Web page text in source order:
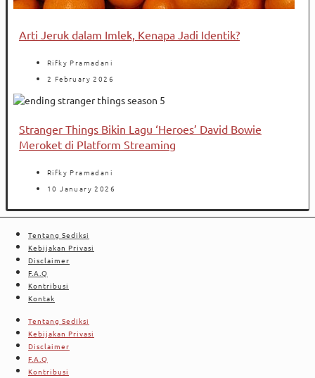
Arti Jeruk dalam Imlek, Kenapa Jadi Identik?
Rifky Pramadani
2 February 2026
Stranger Things Bikin Lagu ‘Heroes’ David Bowie
Meroket di Platform Streaming
Rifky Pramadani
10 January 2026
Tentang Sediksi
Kebijakan Privasi
Disclaimer
F.A.Q
Kontribusi
Kontak
Tentang Sediksi
Kebijakan Privasi
Disclaimer
F.A.Q
Kontribusi